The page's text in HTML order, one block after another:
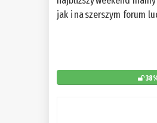
jak i na szerszym forum